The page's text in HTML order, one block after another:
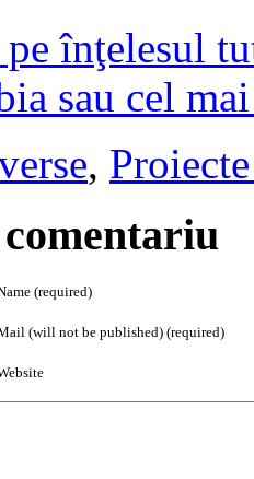
pe înţelesul
sau cel
,
(required)
(will not be published) (required)